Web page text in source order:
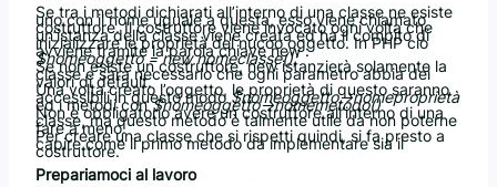
Se tra i metodi dichiarati all’interno di una classe ne esiste
uno con il nome uguale a questa, esso viene chiamato
costruttore. Il costruttore viene invocato ogni volta che
un’istanza della classe viene creata ed ha il compito di
inizializzare le proprietà del nucoo oggetto. In PHP ciò
avviene tramite la parola chiave new :
$nomeoggetto = new nomeclasse();
Se non esiste un costruttore, new istanzierà solamente la
classe e sarà necessario che ogni parametro abbia dei
valori di default.
Una volta creato l’oggetto, le proprietà di questo saranno
accessibili in questo modo $nomeoggetto->nomeproprietà
ed i metodi con$nomeoggetto->nomemetodo()
Non è obbligatorio avere un costruttore all’interno di una
classe, ma questo metodo è talmente utile da non poterne
fare a meno.
Per creare una classe che si rispetti quindi, si fa presto a
capire come il primo metodo da implementare sia il
costruttore.
Prepariamoci al lavoro